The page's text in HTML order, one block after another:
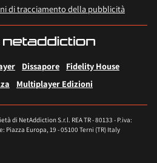
di tracciamento della pubblicità
Dissapore
Fidelity House
Multiplayer Edizioni
di NetAddiction S.r.l. REA TR - 80133 - P.iva:
Piazza Europa, 19 - 05100 Terni (TR) Italy